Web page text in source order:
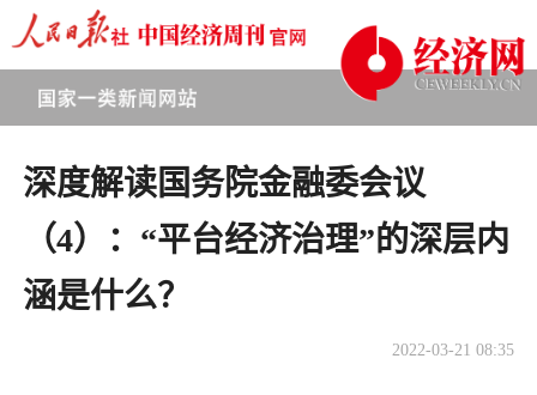
深度解读国务院金融委会议
（4）：“平台经济治理”的深层内
涵是什么？
2022-03-21 08:35